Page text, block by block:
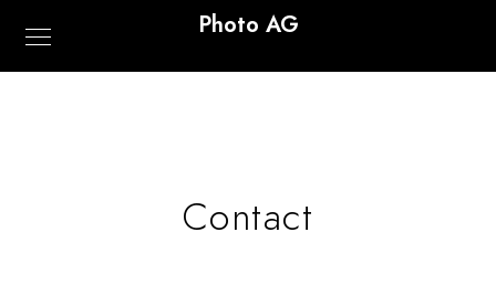
Photo AG
Contact